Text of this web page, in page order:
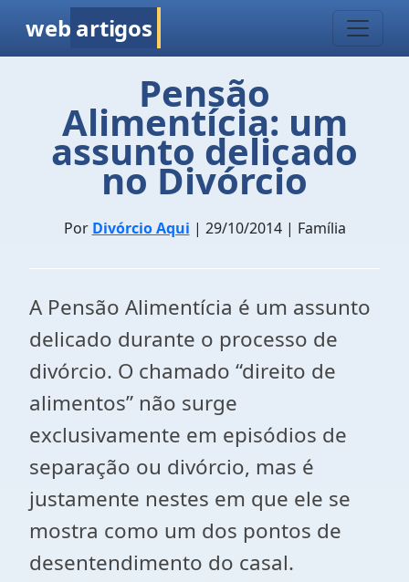
web artigos
Pensão
Alimentícia: um
assunto delicado
no Divórcio
Por Divórcio Aqui | 29/10/2014 | Família
A Pensão Alimentícia é um assunto
delicado durante o processo de
divórcio. O chamado “direito de
alimentos” não surge
exclusivamente em episódios de
separação ou divórcio, mas é
justamente nestes em que ele se
mostra como um dos pontos de
desentendimento do casal.